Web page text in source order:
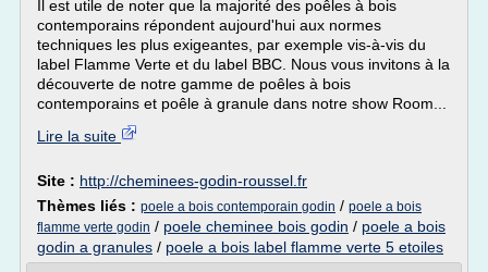
Il est utile de noter que la majorité des poêles à bois
contemporains répondent aujourd'hui aux normes
techniques les plus exigeantes, par exemple vis-à-vis du
label Flamme Verte et du label BBC. Nous vous invitons à la
découverte de notre gamme de poêles à bois
contemporains et poêle à granule dans notre show Room...
Lire la suite
Site : http://cheminees-godin-roussel.fr
Thèmes liés : poele a bois contemporain godin / poele a bois
flamme verte godin / poele cheminee bois godin / poele a bois
godin a granules / poele a bois label flamme verte 5 etoiles